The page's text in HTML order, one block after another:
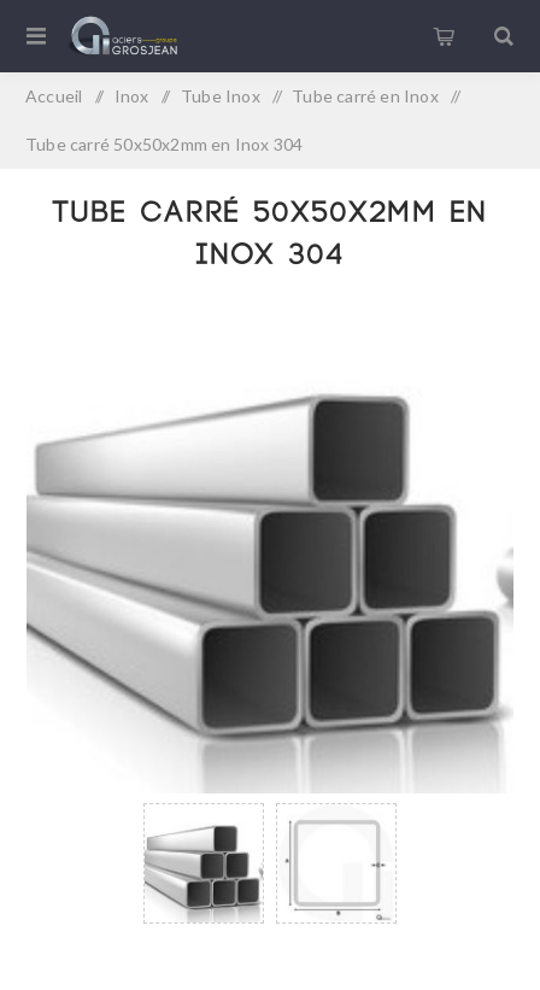
Accueil / Inox / Tube Inox / Tube carré en Inox /
Tube carré 50x50x2mm en Inox 304
Tube carré 50x50x2mm en
Inox 304